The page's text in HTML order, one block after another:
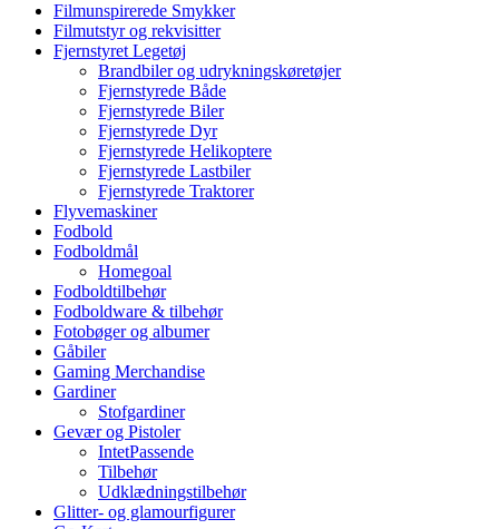
Filmunspirerede Smykker
Filmutstyr og rekvisitter
Fjernstyret Legetøj
Brandbiler og udrykningskøretøjer
Fjernstyrede Både
Fjernstyrede Biler
Fjernstyrede Dyr
Fjernstyrede Helikoptere
Fjernstyrede Lastbiler
Fjernstyrede Traktorer
Flyvemaskiner
Fodbold
Fodboldmål
Homegoal
Fodboldtilbehør
Fodboldware & tilbehør
Fotobøger og albumer
Gåbiler
Gaming Merchandise
Gardiner
Stofgardiner
Gevær og Pistoler
IntetPassende
Tilbehør
Udklædningstilbehør
Glitter- og glamourfigurer